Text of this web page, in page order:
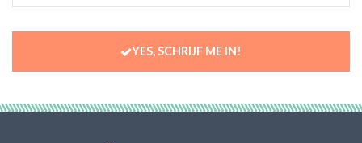
YES, SCHRIJF ME IN!